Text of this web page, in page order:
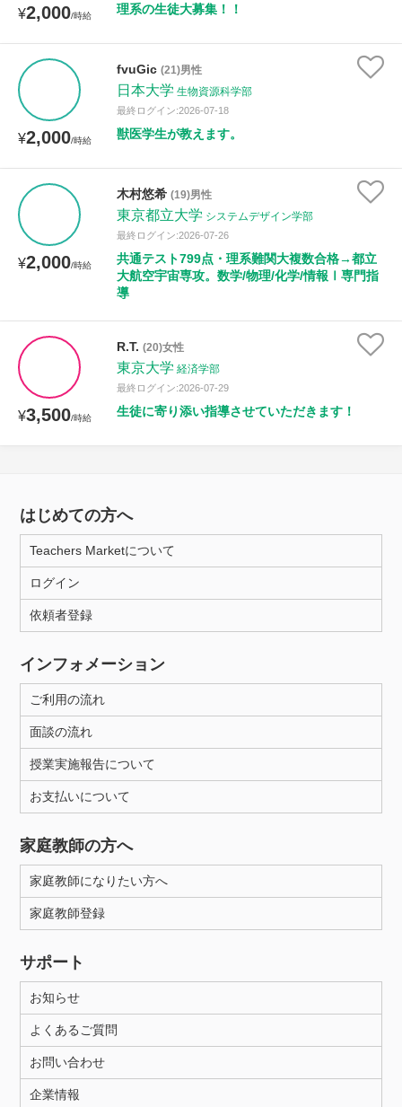
¥2,000/時給 理系の生徒大募集！！
¥2,000/時給
fvuGic (21)男性
日本大学 生物資源科学部
最終ログイン:2026-07-18
獣医学生が教えます。
¥2,000/時給
木村悠希 (19)男性
東京都立大学 システムデザイン学部
最終ログイン:2026-07-26
共通テスト799点・理系難関大複数合格→都立
大航空宇宙専攻。数学/物理/化学/情報Ⅰ専門指
導
¥3,500/時給
R.T. (20)女性
東京大学 経済学部
最終ログイン:2026-07-29
生徒に寄り添い指導させていただきます！
はじめての方へ
Teachers Marketについて
ログイン
依頼者登録
インフォメーション
ご利用の流れ
面談の流れ
授業実施報告について
お支払いについて
家庭教師の方へ
家庭教師になりたい方へ
家庭教師登録
サポート
お知らせ
よくあるご質問
お問い合わせ
企業情報